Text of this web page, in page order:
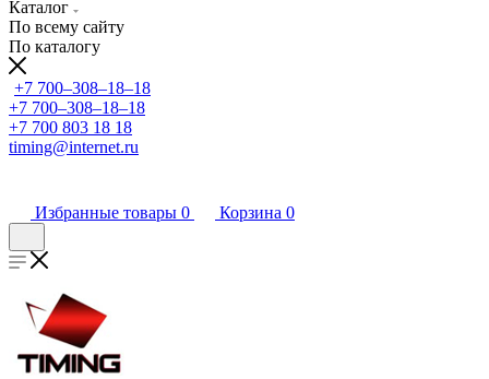
Каталог
По всему сайту
По каталогу
+7 700‒308‒18‒18
+7 700‒308‒18‒18
+7 700 803 18 18
timing@internet.ru
Избранные товары 0 Корзина 0